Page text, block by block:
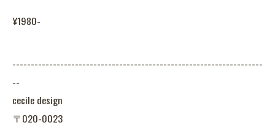
¥1980-
--------------------------------------------------------------------
--
cecile design
〒020-0023